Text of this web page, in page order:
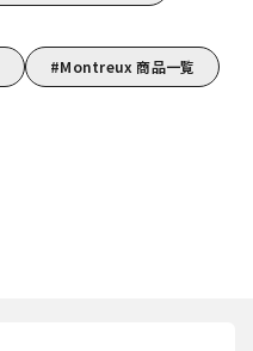
Montreux 商品一覧